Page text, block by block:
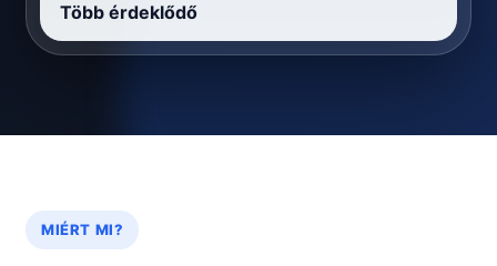
Több érdeklődő
MIÉRT MI?